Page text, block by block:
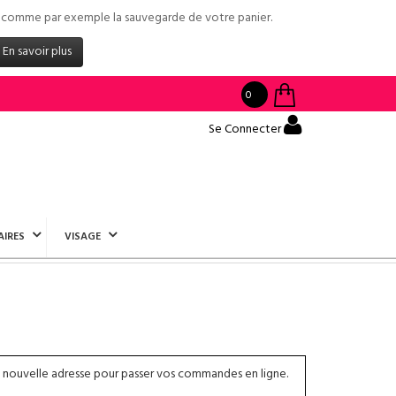
par exemple la sauvegarde de votre panier.
En savoir plus
0
Se Connecter
VISAGE
adresse pour passer vos commandes en ligne.